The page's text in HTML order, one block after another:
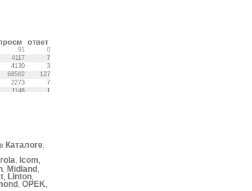
ответ
91 0
4117 7
4130 3
68582 127
2273 7
1148 1
4212
1971
13579
2706
2620
Каталоге:
Icom
, Midland
Linton
OPEK